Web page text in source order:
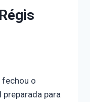
o
preparada para